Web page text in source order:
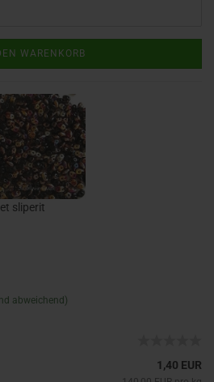
WARENKORB
sliperit
abweichend)
1,40 EUR